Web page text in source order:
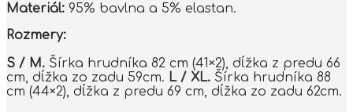
Materiál: 95% bavlna a 5% elastan.
Rozmery:
S / M. Šírka hrudníka 82 cm (41×2), dĺžka z predu 66
cm, dĺžka zo zadu 59cm. L / XL. Šírka hrudníka 88
cm (44×2), dĺžka z predu 69 cm, dĺžka zo zadu 62cm.